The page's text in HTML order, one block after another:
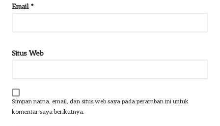
Email *
Situs Web
Simpan nama, email, dan situs web saya pada peramban ini untuk
komentar saya berikutnya.